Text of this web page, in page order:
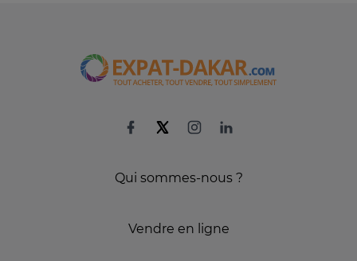
Qui sommes-nous ?
Vendre en ligne